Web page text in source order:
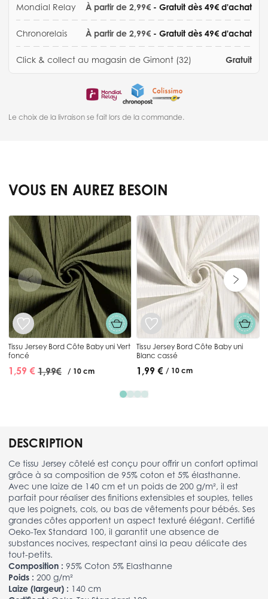
Mondial Relay À partir de 2,99€ - Gratuit dès 49€ d'achat
Chronorelais À partir de 2,99€ - Gratuit dès 49€ d'achat
Click & collect au magasin de Gimont (32) Gratuit
Le choix de la livraison se fait lors de la commande.
DESCRIPTION
Ce tissu Jersey côtelé est conçu pour offrir un confort optimal
grâce à sa composition de 95% coton et 5% élasthanne.
Avec une laize de 140 cm et un poids de 200 g/m², il est
parfait pour réaliser des finitions extensibles et souples, telles
que les poignets, cols, ou bas de vêtements pour bébés. Ses
grandes côtes apportent un aspect texturé élégant. Certifié
Oeko-Tex Standard 100, il garantit une absence de
substances nocives, respectant ainsi la peau délicate des
tout-petits.
Composition : 95% Coton 5% Elasthanne
Poids : 200 g/m²
Laize (largeur) : 140 cm
VOUS EN AUREZ BESOIN
Press to skip carousel
Tissu Jersey Bord Côte Baby uni Vert
foncé
1,59 € 1,99 € / 10 cm
Tissu Jersey Bord Côte Baby uni
Blanc cassé
1,99 € / 10 cm